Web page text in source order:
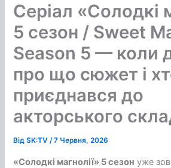
Серіал «Солодкі
5 сезон / Sweet
Season 5 — коли
про що сюжет і
приєднався до
акторського
ВідSK:TV/7 Червня, 2026
«Солодкі магнолії» 5 сезон уже